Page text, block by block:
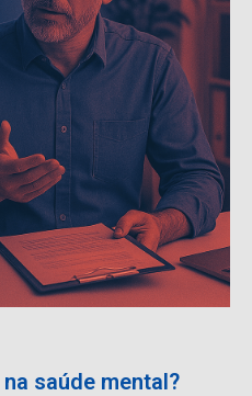
saúde mental?